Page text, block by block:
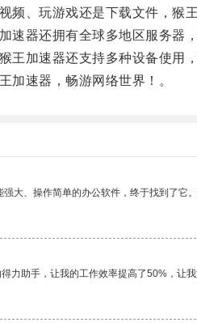
、玩游戏还是下载文件，猴王
器还拥有全球多地区服务器，
加速器还支持多种设备使用，
速器，畅游网络世界！。
大、操作简单的办公软件，终于找到了它
力助手，让我的工作效率提高了50%，让我